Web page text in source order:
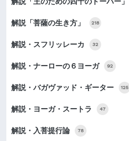
解説「菩薩の生き方」 218
解説・スフリッレーカ 32
解説・ナーローの６ヨーガ 92
解説・バガヴァッド・ギーター 125
解説・ヨーガ・スートラ 47
解説・入菩提行論 78